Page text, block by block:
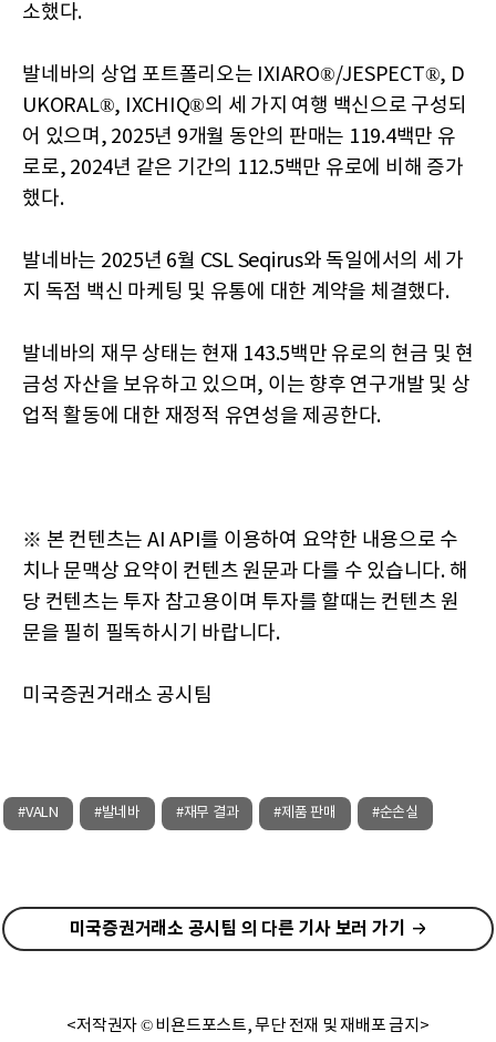
소했다.
발네바의 상업 포트폴리오는 IXIARO®/JESPECT®, D
UKORAL®, IXCHIQ®의 세 가지 여행 백신으로 구성되
어 있으며, 2025년 9개월 동안의 판매는 119.4백만 유
로로, 2024년 같은 기간의 112.5백만 유로에 비해 증가
했다.
발네바는 2025년 6월 CSL Seqirus와 독일에서의 세 가
지 독점 백신 마케팅 및 유통에 대한 계약을 체결했다.
발네바의 재무 상태는 현재 143.5백만 유로의 현금 및 현
금성 자산을 보유하고 있으며, 이는 향후 연구개발 및 상
업적 활동에 대한 재정적 유연성을 제공한다.
※ 본 컨텐츠는 AI API를 이용하여 요약한 내용으로 수
치나 문맥상 요약이 컨텐츠 원문과 다를 수 있습니다. 해
당 컨텐츠는 투자 참고용이며 투자를 할때는 컨텐츠 원
문을 필히 필독하시기 바랍니다.
미국증권거래소 공시팀
#VALN #발네바 #재무 결과 #제품 판매 #순손실
미국증권거래소 공시팀 의 다른 기사 보러 가기
<저작권자 © 비욘드포스트, 무단 전재 및 재배포 금지>